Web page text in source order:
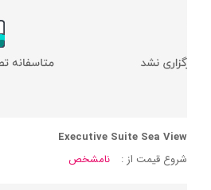
Executive Suite Sea View
شروع قیمت از :
نامشخص